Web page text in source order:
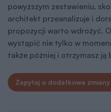
powyższym zestawieniu,
architekt przeanalizuje i
propozycji warto wdrożyć.
wystąpić nie tylko w
także później i otrzymasz ją
Zapytaj o dodatkowe zmiany